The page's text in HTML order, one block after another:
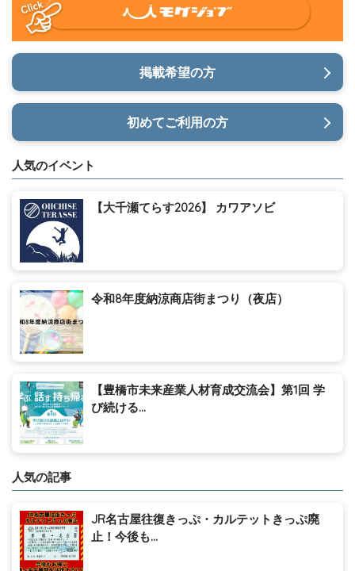
掲載希望の方
初めてご利用の方
人気のイベント
【大千瀬てらす2026】 カワアソビ
令和8年度納涼商店街まつり（夜店）
【豊橋市未来産業人材育成交流会】第1回 学
び続ける...
人気の記事
JR名古屋往復きっぷ・カルテットきっぷ廃
止！今後も...